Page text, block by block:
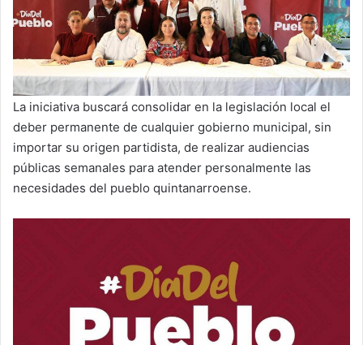
La iniciativa buscará consolidar en la legislación local el
deber permanente de cualquier gobierno municipal, sin
importar su origen partidista, de realizar audiencias
públicas semanales para atender personalmente las
necesidades del pueblo quintanarroense.